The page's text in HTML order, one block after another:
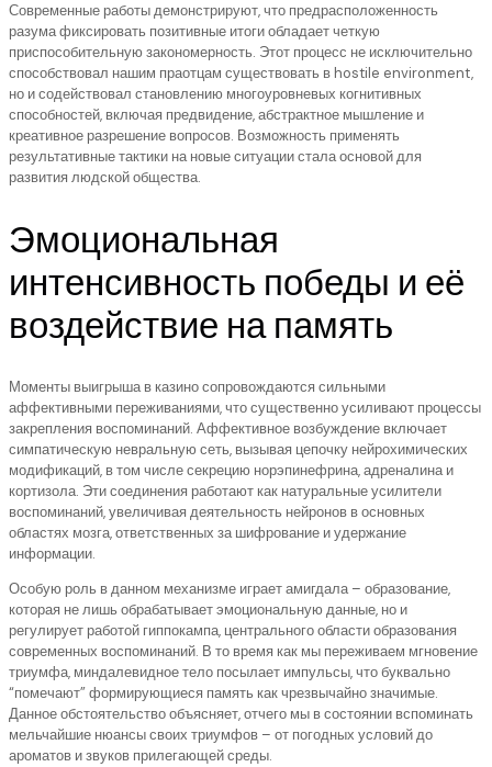
Современные работы демонстрируют, что предрасположенность
разума фиксировать позитивные итоги обладает четкую
приспособительную закономерность. Этот процесс не исключительно
способствовал нашим праотцам существовать в hostile environment,
но и содействовал становлению многоуровневых когнитивных
способностей, включая предвидение, абстрактное мышление и
креативное разрешение вопросов. Возможность применять
результативные тактики на новые ситуации стала основой для
развития людской общества.
Эмоциональная
интенсивность победы и её
воздействие на память
Моменты выигрыша в казино сопровождаются сильными
аффективными переживаниями, что существенно усиливают процессы
закрепления воспоминаний. Аффективное возбуждение включает
симпатическую невральную сеть, вызывая цепочку нейрохимических
модификаций, в том числе секрецию норэпинефрина, адреналина и
кортизола. Эти соединения работают как натуральные усилители
воспоминаний, увеличивая деятельность нейронов в основных
областях мозга, ответственных за шифрование и удержание
информации.
Особую роль в данном механизме играет амигдала – образование,
которая не лишь обрабатывает эмоциональную данные, но и
регулирует работой гиппокампа, центрального области образования
современных воспоминаний. В то время как мы переживаем мгновение
триумфа, миндалевидное тело посылает импульсы, что буквально
“помечают” формирующиеся память как чрезвычайно значимые.
Данное обстоятельство объясняет, отчего мы в состоянии вспоминать
мельчайшие нюансы своих триумфов – от погодных условий до
ароматов и звуков прилегающей среды.